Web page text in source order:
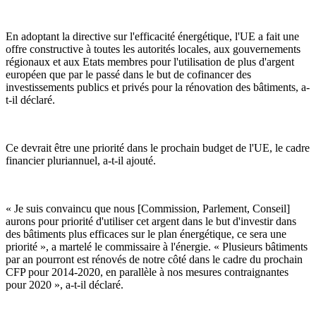
En adoptant la directive sur l'efficacité énergétique, l'UE a fait une
offre constructive à toutes les autorités locales, aux gouvernements
régionaux et aux Etats membres pour l'utilisation de plus d'argent
européen que par le passé dans le but de cofinancer des
investissements publics et privés pour la rénovation des bâtiments, a-
t-il déclaré.
Ce devrait être une priorité dans le prochain budget de l'UE, le cadre
financier pluriannuel, a-t-il ajouté.
« Je suis convaincu que nous [Commission, Parlement, Conseil]
aurons pour priorité d'utiliser cet argent dans le but d'investir dans
des bâtiments plus efficaces sur le plan énergétique, ce sera une
priorité », a martelé le commissaire à l'énergie. « Plusieurs bâtiments
par an pourront est rénovés de notre côté dans le cadre du prochain
CFP pour 2014-2020, en parallèle à nos mesures contraignantes
pour 2020 », a-t-il déclaré.